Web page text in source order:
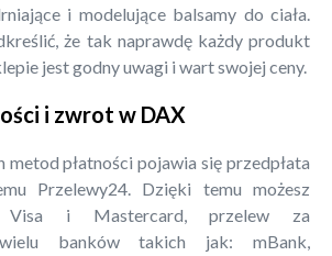
i modelujące balsamy do ciała.
że tak naprawdę każdy produkt
jest godny uwagi i wart swojej ceny.
i zwrot w DAX
płatności pojawia się przedpłata
Przelewy24. Dzięki temu możesz
Visa i Mastercard, przelew za
wielu banków takich jak: mBank,